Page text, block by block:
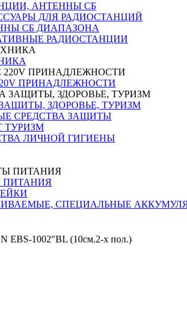
АНТЕННЫ CБ
ДЛЯ РАДИОСТАНЦИЙ
CБ ДИАПАЗОНА
РАДИОСТАНЦИИ
ПРИНАДЛЕЖНОСТИ
ЗДОРОВЬЕ, ТУРИЗМ
СРЕДСТВА ЗАЩИТЫ
ТУРИЗМ
ЛИЧНОЙ ГИГИЕНЫ
ПИТАНИЯ
СПЕЦИАЛЬНЫЕ
1002"BL (10см.2-х пол.)